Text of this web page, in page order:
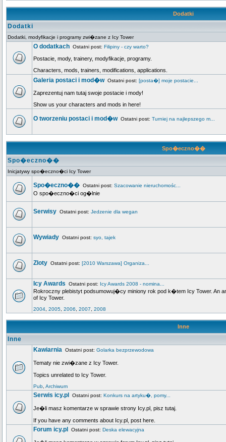
Dodatki
Dodatki
Dodatki, modyfikacje i programy zwi�zane z Icy Tower
O dodatkach Ostatni post: Filipiny - czy warto?
Postacie, mody, trainery, modyfikacje, programy.
Characters, mods, trainers, modifications, applications.
Galeria postaci i mod�wOstatni post: [posta�] moje postacie...
Zaprezentuj nam tutaj swoje postacie i mody!
Show us your characters and mods in here!
O tworzeniu postaci i mod�wOstatni post: Turniej na najlepszego m...
Spo�eczno��
Spo�eczno��
Inicjatywy spo�eczno�ci Icy Tower
Spo�eczno�� Ostatni post: Szacowanie nieruchomośc...
O spo�eczno�ci og�lnie
Serwisy Ostatni post: Jedzenie dla wegan
Wywiady Ostatni post: syo, tajek
Zloty Ostatni post: [2010 Warszawa] Organiza...
Icy Awards Ostatni post: Icy Awards 2008 - nomina...
Rokroczny plebistyt podsumowuj�cy miniony rok pod k�tem Icy Tower. An
of Icy Tower.
2004 2005 2006 2007 2008
Inne
Inne
Kawiarnia Ostatni post: Golarka bezprzewodowa
Tematy nie zwi�zane z Icy Tower.
Topics unrelated to Icy Tower.
Pub Archiwum
Serwis icy.pl Ostatni post: Konkurs na artyku�, pomy...
Je�li masz komentarze w sprawie strony Icy.pl, pisz tutaj.
If you have any comments about Icy.pl, post here.
Forum icy.pl Ostatni post: Deska elewacyjna